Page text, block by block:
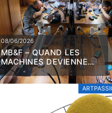
08/06/2026
MB&F – QUAND LES
MACHINES DEVIENNENT
ŒUVRES